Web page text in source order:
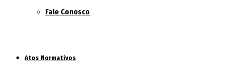
Fale Conosco
Atos Normativos